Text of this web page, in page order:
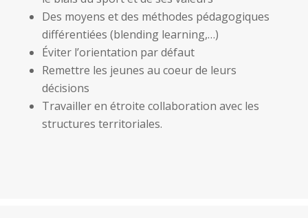
Des moyens et des méthodes pédagogiques
différentiées (blending learning,…)
Éviter l’orientation par défaut
Remettre les jeunes au coeur de leurs
décisions
Travailler en étroite collaboration avec les
structures territoriales.